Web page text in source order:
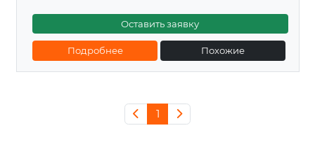
Оставить заявку
Подробнее Похожие
1